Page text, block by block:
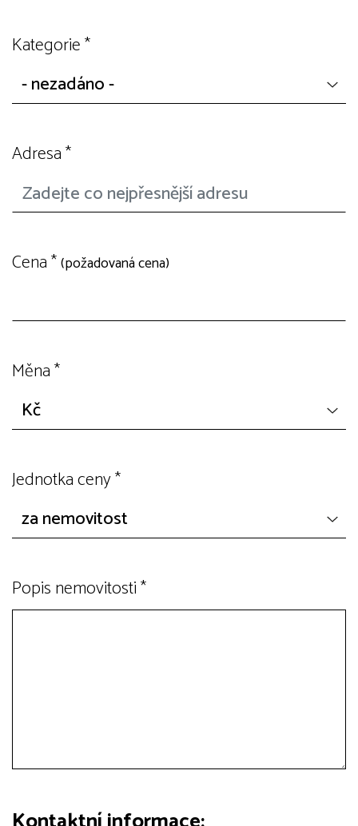
Kategorie*
Adresa*
Cena*(požadovaná cena)
Měna*
Jednotka ceny*
Popis nemovitosti*